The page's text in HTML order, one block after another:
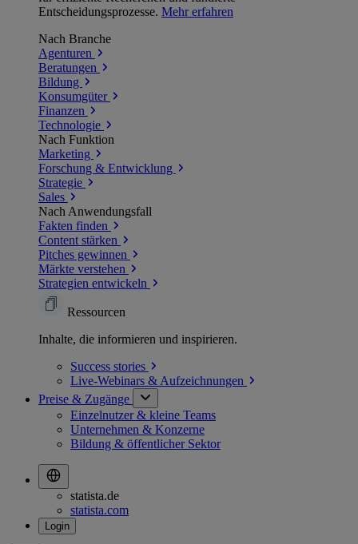
Entscheidungsprozesse. Mehr erfahren
Nach Branche
Agenturen
Beratungen
Bildung
Konsumgüter
Finanzen
Technologie
Nach Funktion
Marketing
Forschung & Entwicklung
Strategie
Sales
Nach Anwendungsfall
Fakten finden
Content stärken
Pitches gewinnen
Märkte verstehen
Strategien entwickeln
Ressourcen
Inhalte, die informieren und inspirieren.
Success stories
Live-Webinars & Aufzeichnungen
Preise & Zugänge
Einzelnutzer & kleine Teams
Unternehmen & Konzerne
Bildung & öffentlicher Sektor
statista.de
statista.com